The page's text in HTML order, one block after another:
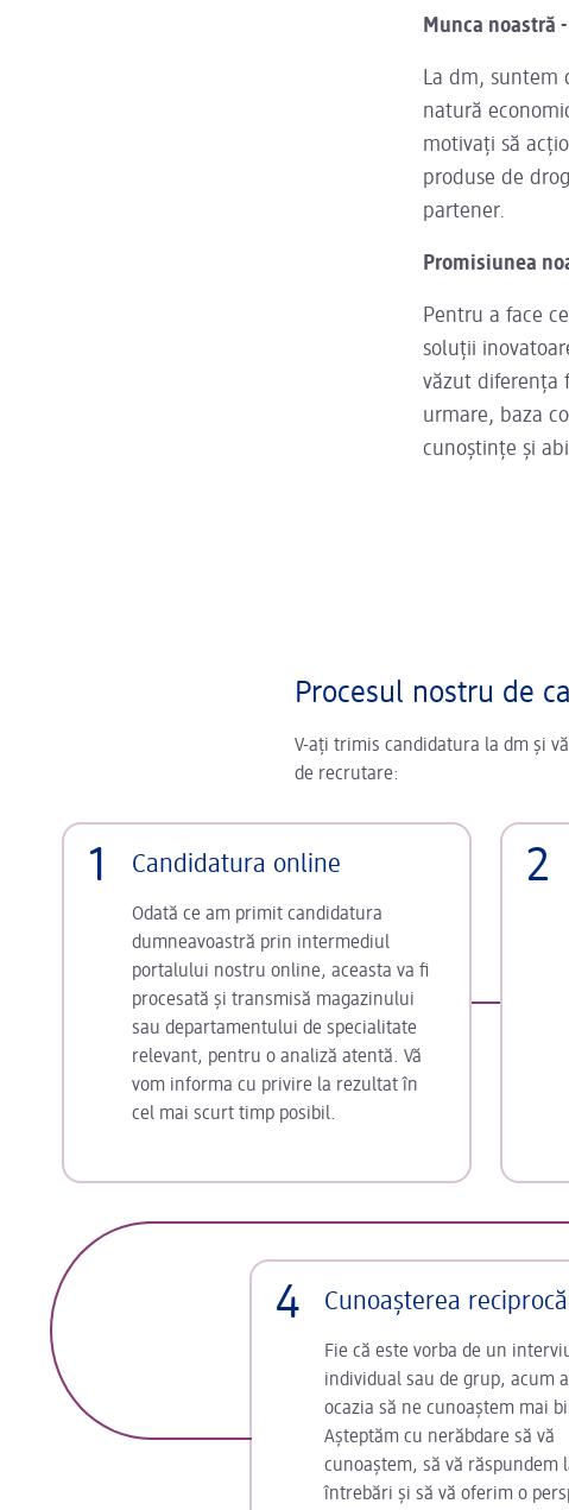
Munca noastră
La dm, suntem
natură
motivați să
produse de
partener.
Promisiunea
Pentru a face
soluții
văzut diferența
urmare, baza
cunoștințe și
Procesul nostru de
V-ați trimis candidatura la dm și
de recrutare:
1 Candidatura online
Odată ce am primit candidatura
dumneavoastră prin intermediul
portalului nostru online, aceasta va fi
procesată și transmisă magazinului
sau departamentului de specialitate
relevant, pentru o analiză atentă. Vă
vom informa cu privire la rezultat în
cel mai scurt timp posibil.
2
4 Cunoașterea reciprocă
Fie că este vorba de un
individual sau de grup, acum
ocazia să ne cunoaștem mai
Așteptăm cu nerăbdare să vă
cunoaștem, să vă răspundem
întrebări și să vă oferim o